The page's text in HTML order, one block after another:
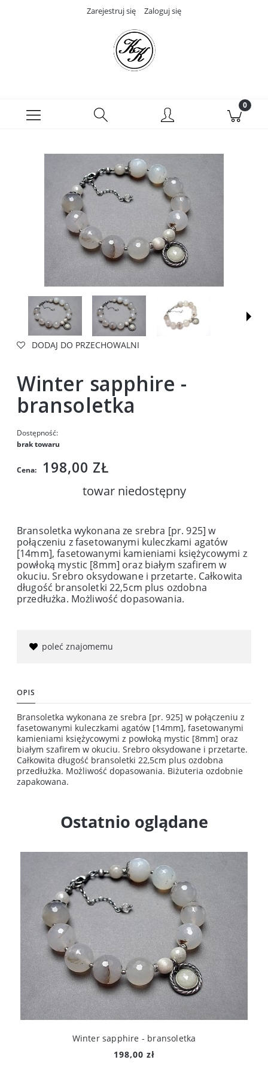
Zarejestruj się Zaloguj się
DODAJ DO PRZECHOWALNI
Winter sapphire -
bransoletka
Dostępność:
brak towaru
Cena: 198,00 ZŁ
towar niedostępny
Bransoletka wykonana ze srebra [pr. 925] w
połączeniu z fasetowanymi kuleczkami agatów
[14mm], fasetowanymi kamieniami księżycowymi z
powłoką mystic [8mm] oraz białym szafirem w
okuciu. Srebro oksydowane i przetarte. Całkowita
długość bransoletki 22,5cm plus ozdobna
przedłużka. Możliwość dopasowania.
poleć znajomemu
OPIS
Bransoletka wykonana ze srebra [pr. 925] w połączeniu z
fasetowanymi kuleczkami agatów [14mm], fasetowanymi
kamieniami księżycowymi z powłoką mystic [8mm] oraz
białym szafirem w okuciu. Srebro oksydowane i przetarte.
Całkowita długość bransoletki 22,5cm plus ozdobna
przedłużka. Możliwość dopasowania. Biżuteria ozdobnie
zapakowana.
Ostatnio oglądane
Winter sapphire - bransoletka
198,00 zł